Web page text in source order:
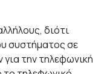
διότι
συστήματος σε
για την τηλεφωνική